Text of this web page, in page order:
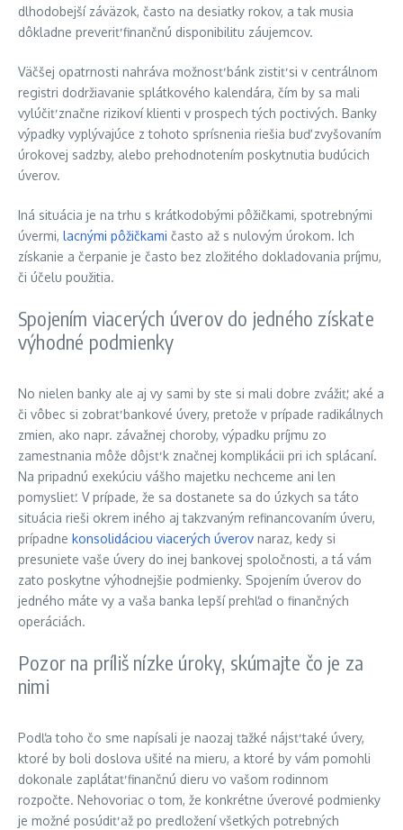
dlhodobejší záväzok, často na desiatky rokov, a tak musia
dôkladne preveriť finančnú disponibilitu záujemcov.
Väčšej opatrnosti nahráva možnosť bánk zistiť si v centrálnom
registri dodržiavanie splátkového kalendára, čím by sa mali
vylúčiť značne rizikoví klienti v prospech tých poctivých. Banky
výpadky vyplývajúce z tohoto sprísnenia riešia buď zvyšovaním
úrokovej sadzby, alebo prehodnotením poskytnutia budúcich
úverov.
Iná situácia je na trhu s krátkodobými pôžičkami, spotrebnými
úvermi, lacnými pôžičkami často až s nulovým úrokom. Ich
získanie a čerpanie je často bez zložitého dokladovania príjmu,
či účelu použitia.
Spojením viacerých úverov do jedného získate
výhodné podmienky
No nielen banky ale aj vy sami by ste si mali dobre zvážiť, aké a
či vôbec si zobrať bankové úvery, pretože v prípade radikálnych
zmien, ako napr. závažnej choroby, výpadku príjmu zo
zamestnania môže dôjsť k značnej komplikácii pri ich splácaní.
Na pripadnú exekúciu vášho majetku nechceme ani len
pomyslieť. V prípade, že sa dostanete sa do úzkych sa táto
situácia rieši okrem iného aj takzvaným refinancovaním úveru,
prípadne konsolidáciou viacerých úverov naraz, kedy si
presuniete vaše úvery do inej bankovej spoločnosti, a tá vám
zato poskytne výhodnejšie podmienky. Spojením úverov do
jedného máte vy a vaša banka lepší prehľad o finančných
operáciách.
Pozor na príliš nízke úroky, skúmajte čo je za
nimi
Podľa toho čo sme napísali je naozaj ťažké nájsť také úvery,
ktoré by boli doslova ušité na mieru, a ktoré by vám pomohli
dokonale zaplátať finančnú dieru vo vašom rodinnom
rozpočte. Nehovoriac o tom, že konkrétne úverové podmienky
je možné posúdiť až po predložení všetkých potrebných